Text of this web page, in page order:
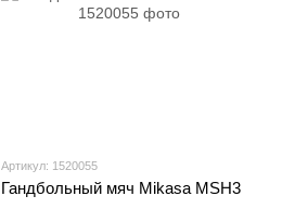
Артикул: 1520055
Гандбольный мяч Mikasa MSH3